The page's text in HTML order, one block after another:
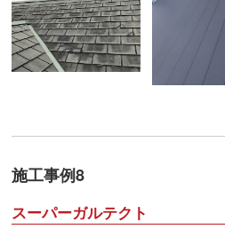
施工事例8
スーパーガルテクト